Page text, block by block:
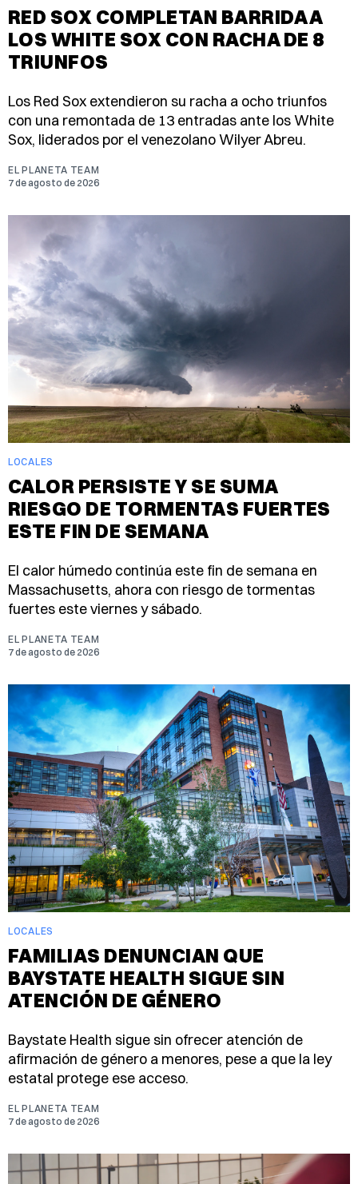
RED SOX COMPLETAN BARRIDA A
LOS WHITE SOX CON RACHA DE 8
TRIUNFOS
Los Red Sox extendieron su racha a ocho triunfos
con una remontada de 13 entradas ante los White
Sox, liderados por el venezolano Wilyer Abreu.
EL PLANETA TEAM
7 de agosto de 2026
LOCALES
CALOR PERSISTE Y SE SUMA
RIESGO DE TORMENTAS FUERTES
ESTE FIN DE SEMANA
El calor húmedo continúa este fin de semana en
Massachusetts, ahora con riesgo de tormentas
fuertes este viernes y sábado.
EL PLANETA TEAM
7 de agosto de 2026
LOCALES
FAMILIAS DENUNCIAN QUE
BAYSTATE HEALTH SIGUE SIN
ATENCIÓN DE GÉNERO
Baystate Health sigue sin ofrecer atención de
afirmación de género a menores, pese a que la ley
estatal protege ese acceso.
EL PLANETA TEAM
7 de agosto de 2026